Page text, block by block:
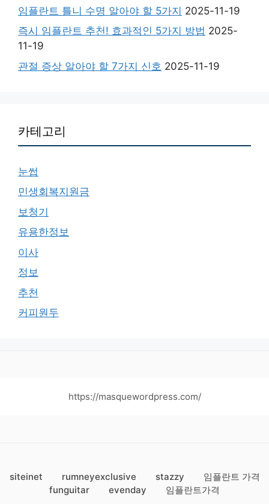
임플란트 틀니 수명 알아야 할 5가지 2025-11-19
즉시 임플란트 추천! 효과적인 5가지 방법 2025-
11-19
관절 증상 알아야 할 7가지 신호 2025-11-19
카테고리
눈썹
민생회복지원금
보청기
유용한정보
이사
정보
추천
커피원두
https://masquewordpress.com/
siteinet rumneyexclusive stazzy
임플란트 가격
funguitar
evenday 임플란트가격